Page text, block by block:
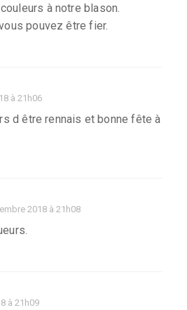
à notre blason.
pouvez être fier.
à 21h06
d être rennais et bonne fête à
2018 à 21h08
à 21h09